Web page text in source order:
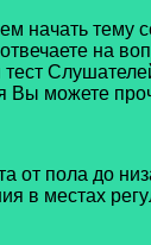
тему
на
Вы можете
от пола до
в местах